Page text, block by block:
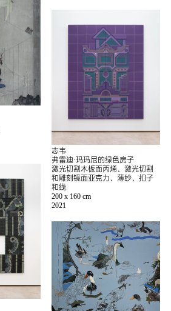
志韦
弗雷迪·玛玛尼的绿色房子
激光切割木板面丙烯、激光切割
和雕刻镜面亚克力、薄纱、扣子
和线
200 x 160 cm
2021